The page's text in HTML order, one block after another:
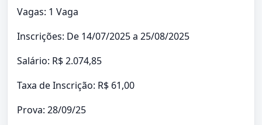
Vagas: 1 Vaga
Inscrições: De 14/07/2025 a 25/08/2025
Salário: R$ 2.074,85
Taxa de Inscrição: R$ 61,00
Prova: 28/09/25